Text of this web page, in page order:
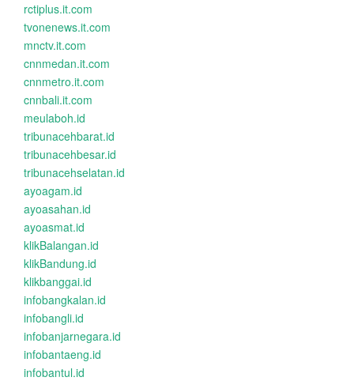
rctiplus.it.com
tvonenews.it.com
mnctv.it.com
cnnmedan.it.com
cnnmetro.it.com
cnnbali.it.com
meulaboh.id
tribunacehbarat.id
tribunacehbesar.id
tribunacehselatan.id
ayoagam.id
ayoasahan.id
ayoasmat.id
klikBalangan.id
klikBandung.id
klikbanggai.id
infobangkalan.id
infobangli.id
infobanjarnegara.id
infobantaeng.id
infobantul.id